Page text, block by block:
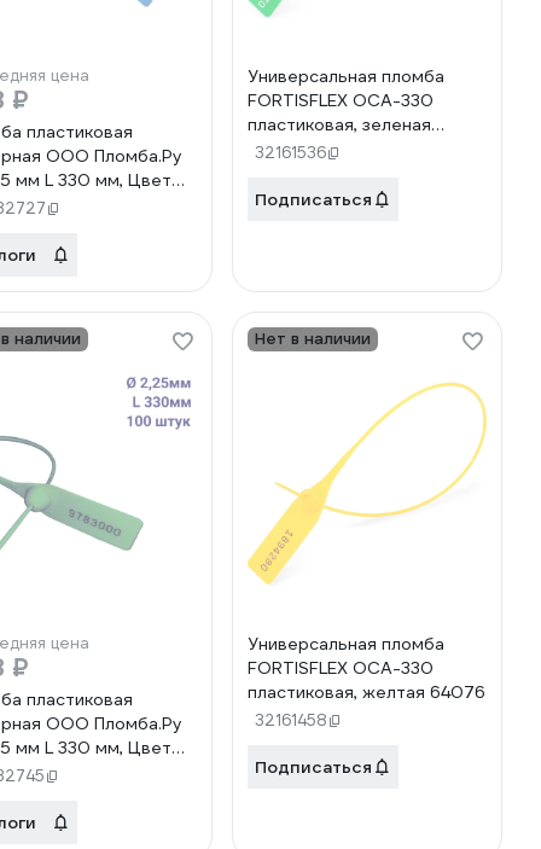
цена
₽
пластиковая
ООО Пломба.Ру
мм L 330 мм, Цвет
100 шт, 1603 МП,
Универсальная пломба
FORTISFLEX ОСА-330
пластиковая, зеленая
64075
32161536
Подписаться
наличии
цена
₽
пластиковая
ООО Пломба.Ру
мм L 330 мм, Цвет
100 шт, 1603 МП,
Нет в наличии
Универсальная пломба
FORTISFLEX ОСА-330
пластиковая, желтая 64076
32161458
Подписаться